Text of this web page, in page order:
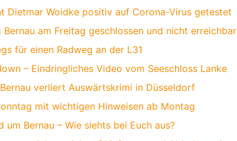
Dietmar Woidke positiv auf Corona-Virus getestet
am Freitag geschlossen und nicht erreichbar
für einen Radweg an der L31
– Eindringliches Video vom Seeschloss Lanke
verliert Auswärtskrimi in Düsseldorf
mit wichtigen Hinweisen ab Montag
um Bernau – Wie siehts bei Euch aus?